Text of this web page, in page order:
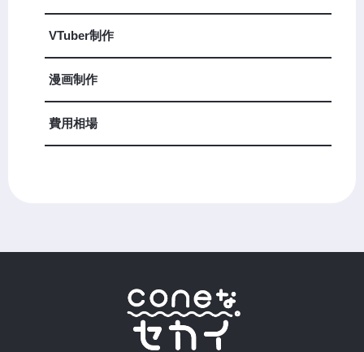
VTuber制作
漫画制作
費用相場